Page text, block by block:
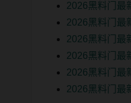
2026黑料门最
2026黑料门最
2026黑料门最
2026黑料门最
2026黑料门最
2026黑料门最